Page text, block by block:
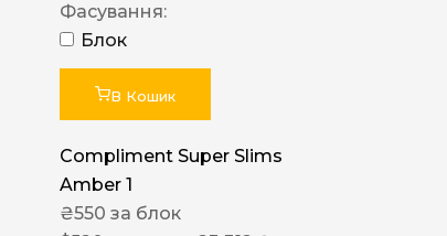
Фасування:
Блок
В Кошик
Compliment Super Slims
Amber 1
₴550 за блок